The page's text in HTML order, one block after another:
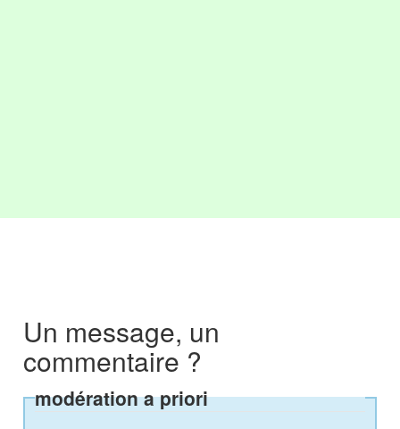
Un message, un
commentaire ?
modération a priori